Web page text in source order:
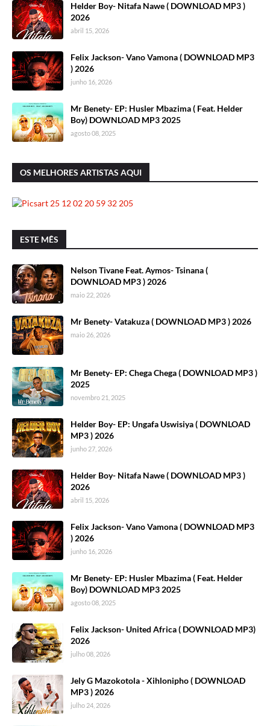
Helder Boy- Nitafa Nawe ( DOWNLOAD MP3 )
2026
abril 15, 2026
Felix Jackson- Vano Vamona ( DOWNLOAD MP3
) 2026
junho 16, 2026
Mr Benety- EP: Husler Mbazima ( Feat. Helder
Boy) DOWNLOAD MP3 2025
agosto 08, 2025
OS MELHORES ARTISTAS AQUI
ESTE MÊS
Nelson Tivane Feat. Aymos- Tsinana (
DOWNLOAD MP3 ) 2026
maio 22, 2026
Mr Benety- Vatakuza ( DOWNLOAD MP3 ) 2026
maio 26, 2026
Mr Benety- EP: Chega Chega ( DOWNLOAD MP3 )
2025
novembro 21, 2025
Helder Boy- EP: Ungafa Uswisiya ( DOWNLOAD
MP3 ) 2026
junho 27, 2026
Helder Boy- Nitafa Nawe ( DOWNLOAD MP3 )
2026
abril 15, 2026
Felix Jackson- Vano Vamona ( DOWNLOAD MP3
) 2026
junho 16, 2026
Mr Benety- EP: Husler Mbazima ( Feat. Helder
Boy) DOWNLOAD MP3 2025
agosto 08, 2025
Felix Jackson- United Africa ( DOWNLOAD MP3)
2026
julho 08, 2026
Jely G Mazokotola - Xihlonipho ( DOWNLOAD
MP3 ) 2026
julho 24, 2026